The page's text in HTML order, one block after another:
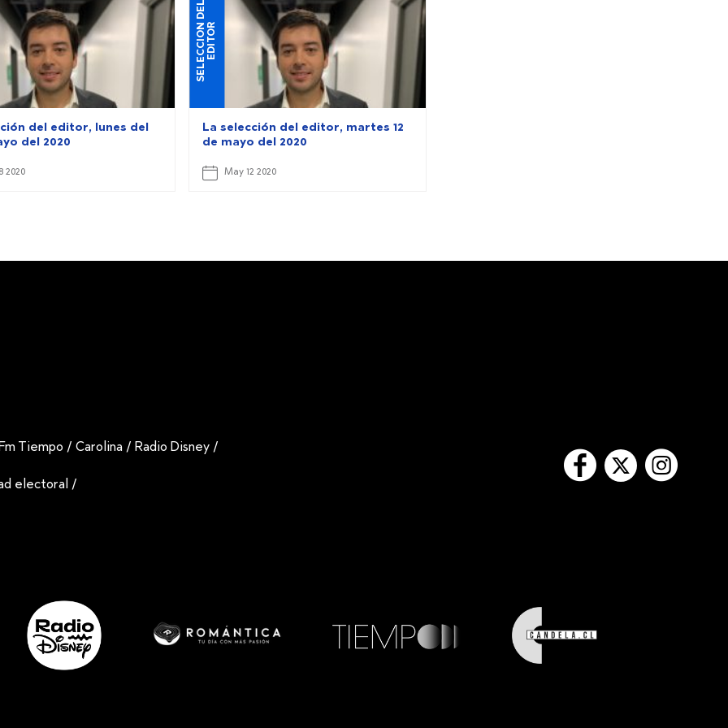
del editor, lunes del
del 2020
2020
S
E
L
E
C
C
I
ON
D
E
L
E
D
I
T
OR
La selección del editor, martes 12
de mayo del 2020
May 12 2020
Tiempo /Carolina /Radio Disney /
electoral /